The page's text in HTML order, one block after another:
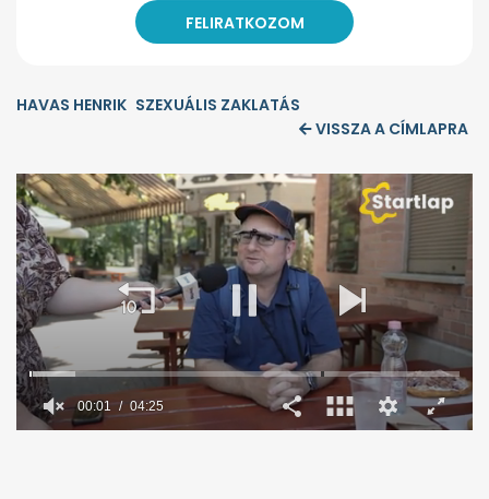
HAVAS HENRIK SZEXUÁLIS ZAKLATÁS
VISSZA A CÍMLAPRA
00:02 04:25